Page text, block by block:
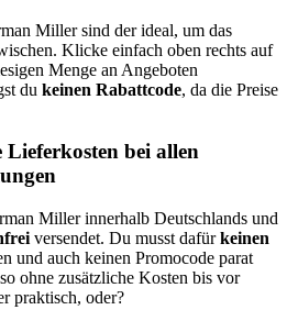
Miller sind der ideal, um das
Klicke einfach oben rechts auf
Menge an Angeboten
du keinen Rabattcode, da die Preise
bei allen
Miller innerhalb Deutschlands und
versendet. Du musst dafürkeinen
und auch keinen Promocode parat
ohne zusätzliche Kosten bis vor
praktisch, oder?